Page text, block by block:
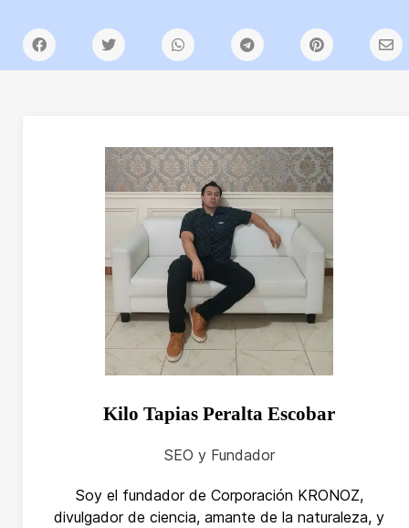
Kilo Tapias Peralta Escobar
SEO y Fundador
Soy el fundador de Corporación KRONOZ,
divulgador de ciencia, amante de la naturaleza, y